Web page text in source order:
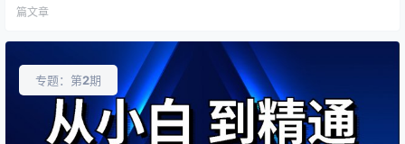
篇文章
专题：第2期